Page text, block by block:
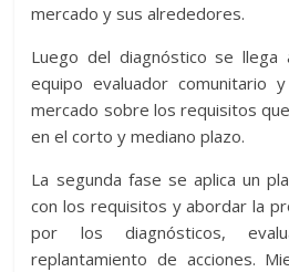
mercado y sus alrededores.
Luego del diagnóstico se
equipo evaluador comunitario
mercado sobre los requisitos
en el corto y mediano plazo.
La segunda fase se aplica un
con los requisitos y abordar la
por los diagnósticos,
replantamiento de acciones.